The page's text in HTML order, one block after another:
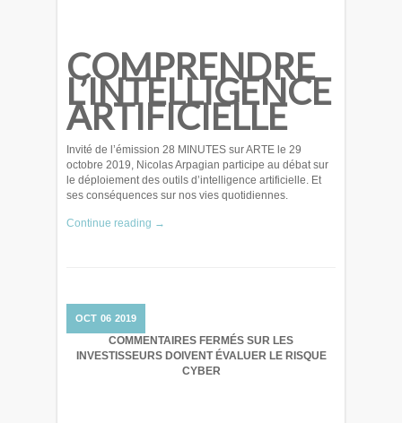
COMPRENDRE
L’INTELLIGENCE
ARTIFICIELLE
Invité de l’émission 28 MINUTES sur ARTE le 29
octobre 2019, Nicolas Arpagian participe au débat sur
le déploiement des outils d’intelligence artificielle. Et
ses conséquences sur nos vies quotidiennes.
Continue reading →
OCT 06 2019
COMMENTAIRES FERMÉS SUR LES
INVESTISSEURS DOIVENT ÉVALUER LE RISQUE
CYBER